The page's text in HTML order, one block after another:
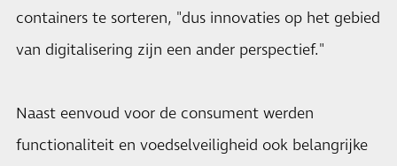
containers te sorteren, "dus innovaties op het gebied
van digitalisering zijn een ander perspectief."
Naast eenvoud voor de consument werden
functionaliteit en voedselveiligheid ook belangrijke